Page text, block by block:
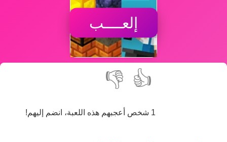
إلعــــب
👍
👎
1 شخص أعجبهم هذه اللعبة، انضم إليهم!